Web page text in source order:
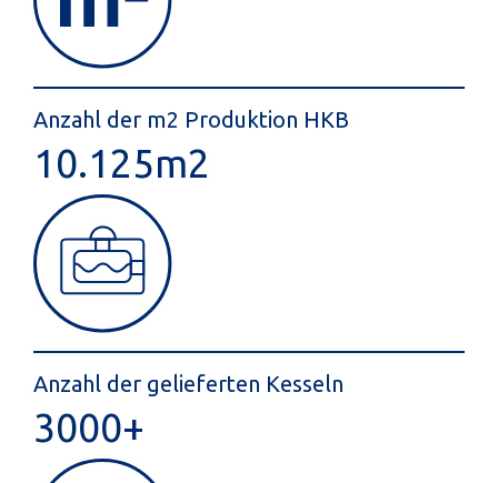
Anzahl der m2 Produktion HKB
10.125m2
Anzahl der gelieferten Kesseln
3000+